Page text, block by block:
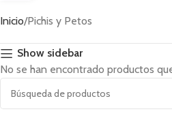
1 producto
Inicio Pichis y Petos
Show sidebar
No se han encontrado productos